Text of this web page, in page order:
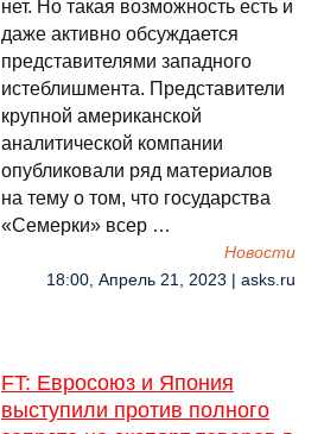
нет. Но такая возможность есть и
даже активно обсуждается
представителями западного
истеблишмента. Представители
крупной американской
аналитической компании
опубликовали ряд материалов
на тему о том, что государства
«Семерки» всер …
Новости
18:00, Апрель 21, 2023 | asks.ru
FT: Евросоюз и Япония
выступили против полного